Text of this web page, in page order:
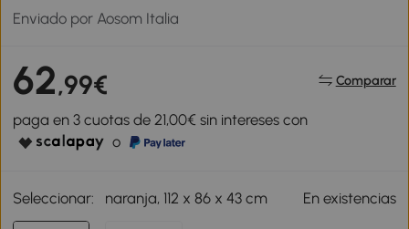
Enviado por Aosom Italia
62,99€ Comparar
paga en 3 cuotas de 21,00€ sin intereses con
o
Seleccionar: naranja, 112 x 86 x 43 cm En existencias